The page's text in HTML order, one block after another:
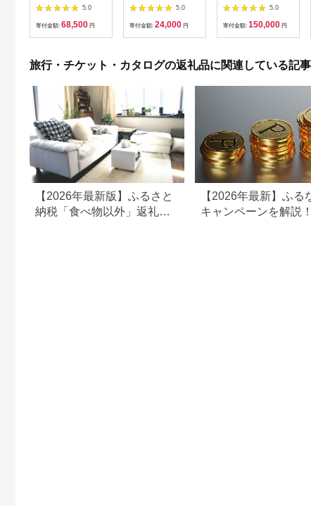
屋台ペア お食事券 海
鮮 海 屋台 食事 ペア
福岡県 岡垣町
5.0
寄付金額: 68,500 円
験チケット
【1364991】
5.0
寄付金額: 24,000 円
ルフ チケット 平日 土
日 祝日 プレー券 関東
群馬県 首都圏 F20E-
5.0
寄付金額: 150,000 円
旅行・チケット・カタログの返礼品に関連している記
【2026年最新版】ふるさと
納税「食べ物以外」返礼品
【2026年最新】ふる
キャンペーンを解説